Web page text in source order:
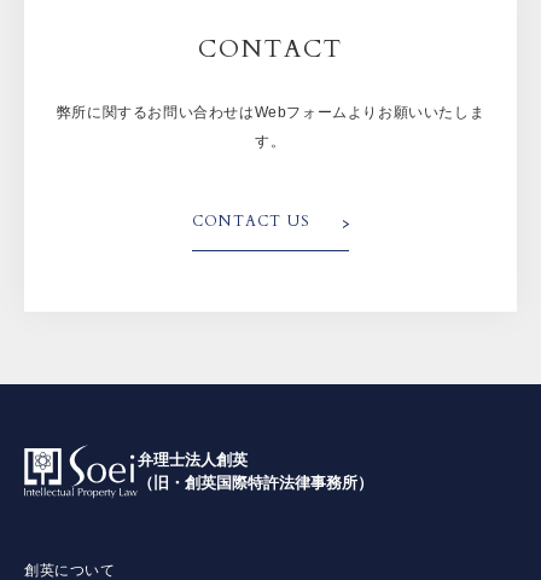
CONTACT
弊所に関するお問い合わせはWebフォームよりお願いいたしま
す。
CONTACT US
弁理士法人創英
（旧・創英国際特許法律事務所）
創英について